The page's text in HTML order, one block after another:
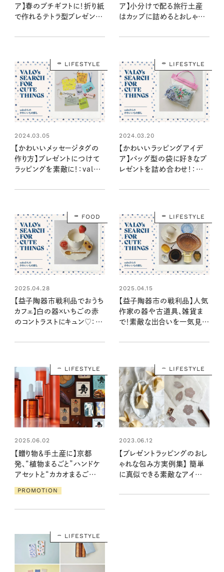
ア】春のプチギフトに！折り紙
で作れるテトラ型プレゼント
いもの探し #32
ア】小分けで配る旅行土産
はカップに詰めるとおしゃ
の探し #18
LIFESTYLE
2024.03.05
【かわいいメッセージタグの
作り方】プレゼントにつけて
ラッピングを素敵に！：valoさ
LIFESTYLE
2024.03.20
【かわいいラッピングアイデ
ア】バッグ型の袋に好きなプ
レゼントを詰め合わせ！：
し #08
FOOD
2025.04.28
【益子陶器市戦利品でおうち
カフェ】白の器×いちごの赤
のコントラストにキュン♡：
し #35
LIFESTYLE
2025.04.15
【益子陶器市の戦利品】人気
作家の器や古道具、雑貨ま
で！素敵な出合いを一気見
の探し #34
LIFESTYLE
2025.06.02
【贈り物＆手土産に】京都
発、“植物まるごと”ハンドケ
アセットと“カカオまるご
PROMOTION
LIFESTYLE
2023.06.12
【プレゼントラッピングのおし
ゃれな包み方実例集】 簡単
に真似できる素敵なアイデ
LIFESTYLE